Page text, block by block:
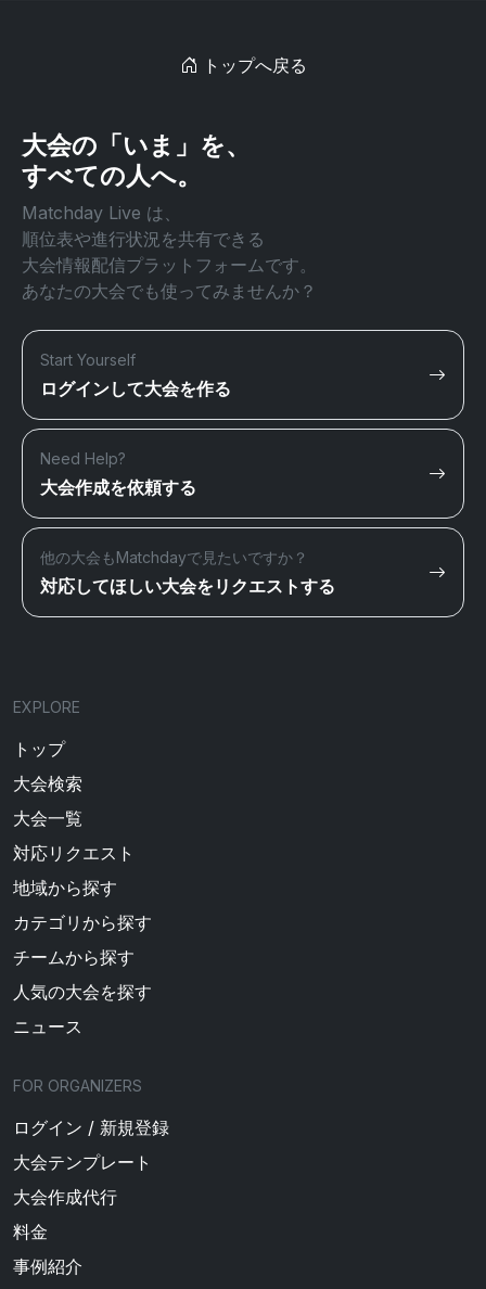
トップへ戻る
大会の「いま」を、
すべての人へ。
Matchday Live は、
順位表や進行状況を共有できる
大会情報配信プラットフォームです。
あなたの大会でも使ってみませんか？
Start Yourself
ログインして大会を作る
Need Help?
大会作成を依頼する
他の大会もMatchdayで見たいですか？
対応してほしい大会をリクエストする
EXPLORE
トップ
大会検索
大会一覧
対応リクエスト
地域から探す
カテゴリから探す
チームから探す
人気の大会を探す
ニュース
FOR ORGANIZERS
ログイン / 新規登録
大会テンプレート
大会作成代行
料金
事例紹介